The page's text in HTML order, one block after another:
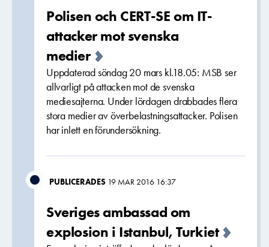
Polisen och CERT-SE om IT-
attacker mot svenska
medier
Uppdaterad söndag 20 mars kl.18.05: MSB ser
allvarligt på attacken mot de svenska
mediesajterna. Under lördagen drabbades flera
stora medier av överbelastningsattacker. Polisen
har inlett en förundersökning.
PUBLICERADES 19 MAR 2016 16:37
Sveriges ambassad om
explosion i Istanbul, Turkiet